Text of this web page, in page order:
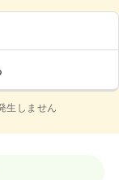
生しません